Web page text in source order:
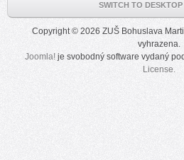
SWITCH TO DESKTOP
Copyright © 2026 ZUŠ Bohuslava
vyhrazena.
Joomla!je svobodný software vydaný
License.